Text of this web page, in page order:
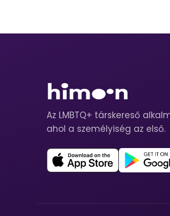
Az LMBTQ+ társkereső
ahol a személyiség az első.